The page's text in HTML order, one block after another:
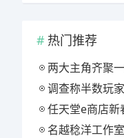
热门推荐
两大主角齐聚一
调查称半数玩
任天堂e商店新
名越稔洋工作